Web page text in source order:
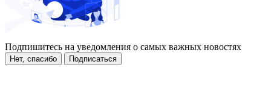
Подпишитесь на уведомления о самых важных новостях
Нет, спасибо Подписаться